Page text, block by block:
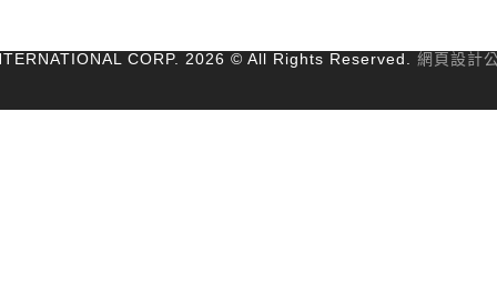
CORP. 2026 © All Rights Reserved. 網頁設計